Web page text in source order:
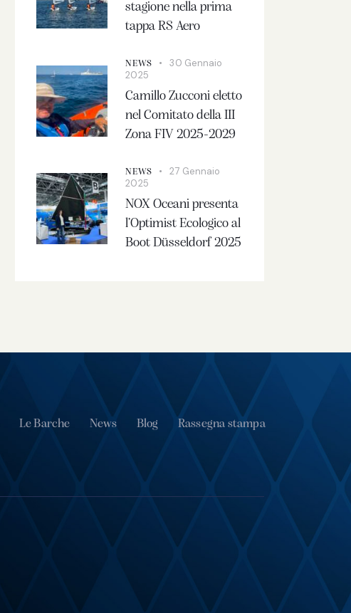
stagione nella prima
tappa RS Aero
NEWS
30 Gennaio
2025
Camillo Zucconi eletto
nel Comitato della III
Zona FIV 2025-2029
NEWS
27 Gennaio
2025
NOX Oceani presenta
l’Optimist Ecologico al
Boot Düsseldorf 2025
Le Barche News Blog Rassegna stampa